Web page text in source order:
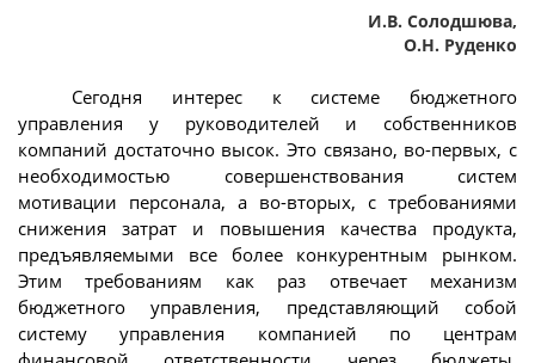
И.В. Солодшюва,
О.Н. Руденко
Сегодня интерес к системе бюджетного
управления у руководителей и собственников
компаний достаточно высок. Это связано, во-первых, с
необходимостью совершенствования систем
мотивации персонала, а во-вторых, с требованиями
снижения затрат и повышения качества продукта,
предъявляемыми все более конкурентным рынком.
Этим требованиям как раз отвечает механизм
бюджетного управления, представляющий собой
систему управления компанией по центрам